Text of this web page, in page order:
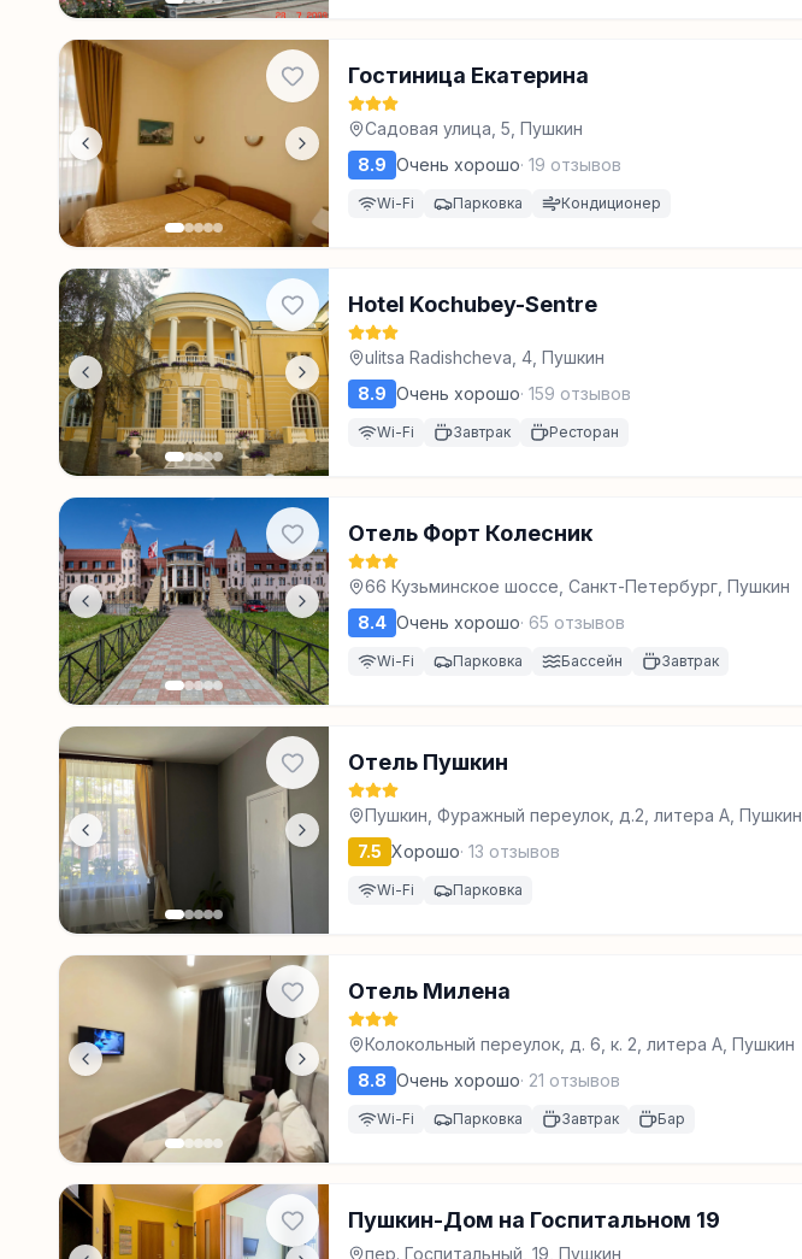
Гостиница Екатерина
Садовая улица, 5, Пушкин
8.9 Очень хорошо· 19 отзывов
Wi-Fi Парковка Кондиционер
Hotel Kochubey-Sentre
ulitsa Radishcheva, 4, Пушкин
8.9 Очень хорошо· 159 отзывов
Wi-Fi Завтрак Ресторан
Отель Форт Колесник
66 Кузьминское шоссе, Санкт-Петербург, Пушкин
8.4 Очень хорошо· 65 отзывов
Wi-Fi Парковка Бассейн Завтрак
Отель Пушкин
Пушкин, Фуражный переулок, д.2, литера А, Пушкин
7.5 Хорошо· 13 отзывов
Wi-Fi Парковка
Отель Милена
Колокольный переулок, д. 6, к. 2, литера А, Пушкин
8.8 Очень хорошо· 21 отзывов
Wi-Fi Парковка Завтрак Бар
Пушкин-Дом на Госпитальном 19
пер. Госпитальный, 19, Пушкин